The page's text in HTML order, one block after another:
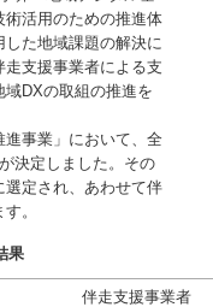
活用のための推進体
た地域課題の解決に
支援事業者による支
DXの取組の推進を
事業」において、全
決定しました。その
選定され、あわせて伴
。
果
伴走支援事業者